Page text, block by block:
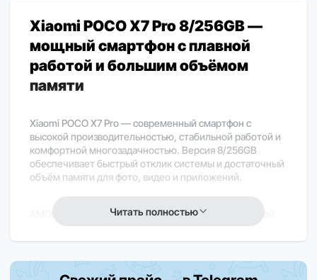
Xiaomi POCO X7 Pro 8/256GB —
мощный смартфон с плавной
работой и большим объёмом
памяти
Xiaomi POCO X7 Pro — современный смартфон с
высокой производительностью, стабильной работой и
комфортной многозадачностью. Версия 8/256GB
обеспечивает быстрый отклик системы и достаточный
объём памяти для фото, видео и приложений.
AMOLED-дисплей с разрешением Full HD+ и высокой
изображение для игр, видео и повседневного
Читать полностью